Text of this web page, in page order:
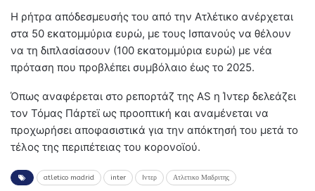
Η ρήτρα απόδεσμευσής του από την Ατλέτικο ανέρχεται
στα 50 εκατομμύρια ευρώ, με τους Ισπανούς να θέλουν
να τη διπλασίασουν (100 εκατομμύρια ευρώ) με νέα
πρόταση που προβλέπει συμβόλαιο έως το 2025.
Όπως αναφέρεται στο ρεπορτάζ της AS η Ίντερ δελεάζει
τον Τόμας Πάρτεϊ ως προοπτική και αναμένεται να
προχωρήσει αποφασιστικά για την απόκτησή του μετά το
τέλος της περιπέτειας του κορονοϊού.
atletico madrid inter Iντερ Ατλετικο Μαδριτης